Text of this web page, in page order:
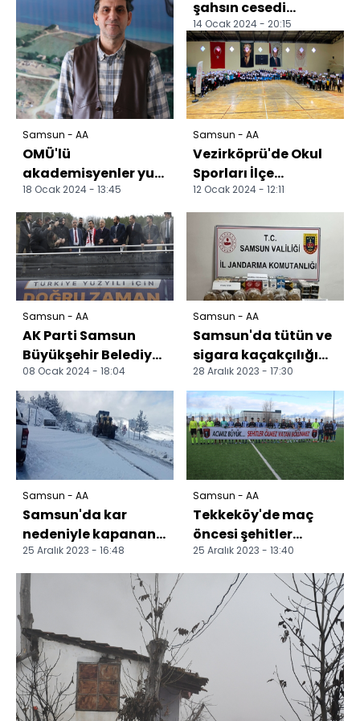
Samsun - AA
OMÜ'lü
akademisyenler yurt
genelindeki
arkeolojik kazılarda
görev alıyor
18 Ocak 2024 - 13:45
şahsın cesedi
bulundu
14 Ocak 2024 - 20:15
Samsun - AA
Vezirköprü'de Okul
Sporları İlçe
Birinciliği ödül töreni
düzenlendi
12 Ocak 2024 - 12:11
Samsun - AA
AK Parti Samsun
Büyükşehir Belediye
Başkan adayı
Doğan'a coşkulu
karşılama
08 Ocak 2024 - 18:04
Samsun - AA
Samsun'da tütün ve
sigara kaçakçılığı
operasyonunda bir
zanlı yakalandı
28 Aralık 2023 - 17:30
Samsun - AA
Samsun'da kar
nedeniyle kapanan
42 mahalle yolu
ulaşıma açıldı
25 Aralık 2023 - 16:48
Samsun - AA
Tekkeköy'de maç
öncesi şehitler
unutulmadı
25 Aralık 2023 - 13:40